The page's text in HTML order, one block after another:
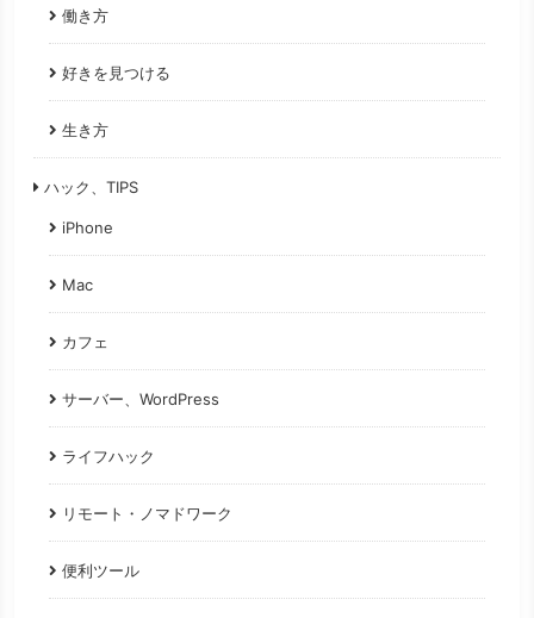
働き方
好きを見つける
生き方
ハック、TIPS
iPhone
Mac
カフェ
サーバー、WordPress
ライフハック
リモート・ノマドワーク
便利ツール